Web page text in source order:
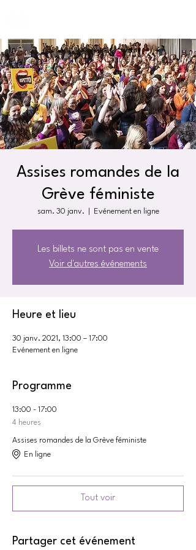
Assises romandes de la
Grève féministe
sam. 30 janv. Evénement en ligne
Les billets ne sont pas en vente
Voir d'autres événements
Heure et lieu
30 janv. 2021, 13:00 – 17:00
Evénement en ligne
Programme
13:00 - 17:00
4 heures
Assises romandes de la Grève féministe
En ligne
Tout voir
Partager cet événement